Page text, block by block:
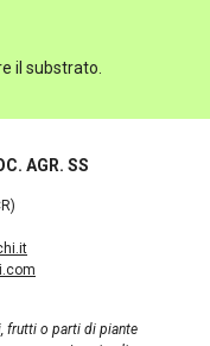
il substrato.
AGR. SS
frutti o parti di piante